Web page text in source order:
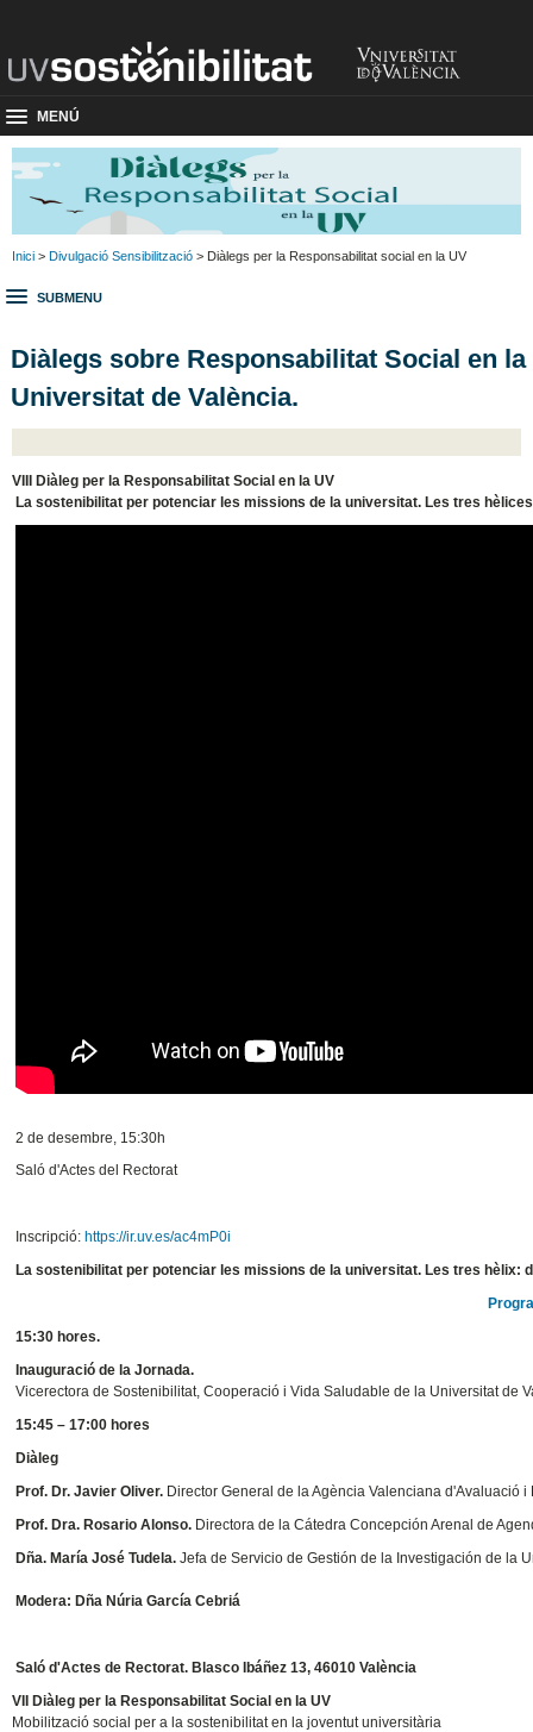
MENÚ
Inici > Divulgació Sensibilització > Diàlegs per la Responsabilitat social en la UV
SUBMENU
Diàlegs sobre Responsabilitat Social en la
Universitat de València.
VIII Diàleg per la Responsabilitat Social en la UV
La sostenibilitat per potenciar les missions de la universitat. Les tres
2 de desembre, 15:30h
Saló d'Actes del Rectorat
Inscripció: https://ir.uv.es/ac4mP0i
La sostenibilitat per potenciar les missions de la universitat. Les tres hèlix:
15:30 hores.
Inauguració de la Jornada.
Vicerectora de Sostenibilitat, Cooperació i Vida Saludable de la Universitat de
15:45 – 17:00 hores
Diàleg
Prof. Dr. Javier Oliver. Director General de la Agència Valenciana d'Avaluació
Prof. Dra. Rosario Alonso. Directora de la Cátedra Concepción Arenal de
Dña. María José Tudela.Jefa de Servicio de Gestión de la Investigación de la
Modera: Dña Núria García Cebriá
Saló d'Actes de Rectorat. Blasco Ibáñez 13, 46010 València
VII Diàleg per la Responsabilitat Social en la UV
Mobilització social per a la sostenibilitat en la joventut universitària